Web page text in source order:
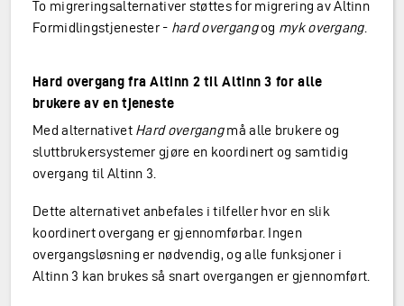
To migreringsalternativer støttes for migrering av Altinn
Formidlingstjenester - hard overgangog myk overgang.
Hard overgang fra Altinn 2 til Altinn 3 for alle
brukere av en tjeneste
Med alternativet Hard overgangmå alle brukere og
sluttbrukersystemer gjøre en koordinert og samtidig
overgang til Altinn 3.
Dette alternativet anbefales i tilfeller hvor en slik
koordinert overgang er gjennomførbar. Ingen
overgangsløsning er nødvendig, og alle funksjoner i
Altinn 3 kan brukes så snart overgangen er gjennomført.